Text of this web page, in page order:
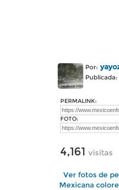
Por:
Publicada:
PERMALINK:
FOTO:
4,161 visitas
Ver fotos de
Mexicana